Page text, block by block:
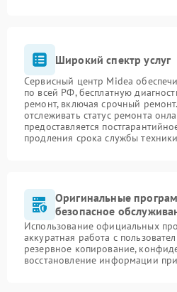
Широкий спектр услуг
Сервисный центр Midea
по всей РФ, бесплатную
ремонт, включая срочный
отслеживать статус ремонта
предоставляется
продления срока службы техники
Оригинальные
безопасное
Использование официальных
аккуратная работа с
резервное копирование,
восстановление информации